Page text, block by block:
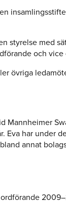
styrelse med
och vice
övriga
Mannheimer
Eva har under
annat